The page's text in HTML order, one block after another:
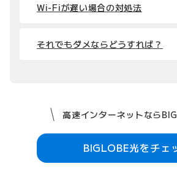
Wi-Fiが遅い場合の対処法
それでもダメならどうすれば？
高速インターネットなら
BIGLOBE光をチェ